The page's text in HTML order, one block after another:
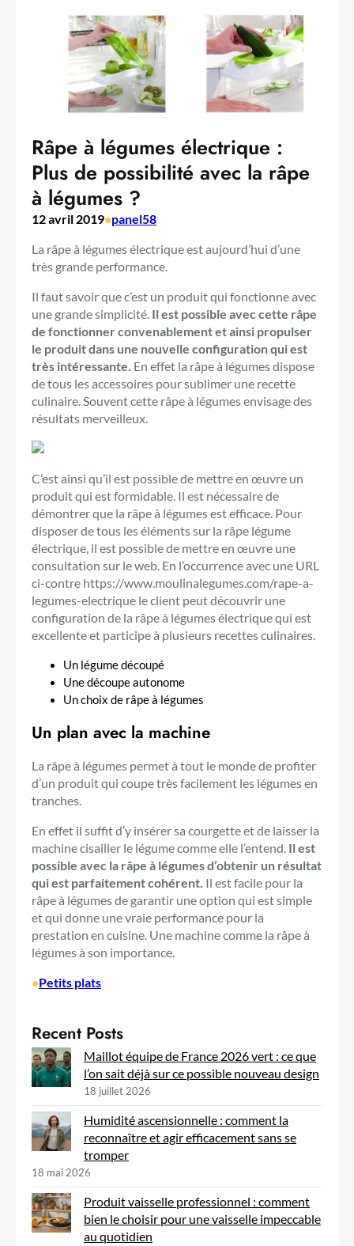
Râpe à légumes électrique :
Plus de possibilité avec la râpe
à légumes ?
12 avril 2019•panel58
La râpe à légumes électrique est aujourd’hui d’une
très grande performance.
Il faut savoir que c’est un produit qui fonctionne avec
une grande simplicité. Il est possible avec cette râpe
de fonctionner convenablement et ainsi propulser
le produit dans une nouvelle configuration qui est
très intéressante. En effet la râpe à légumes dispose
de tous les accessoires pour sublimer une recette
culinaire. Souvent cette râpe à légumes envisage des
résultats merveilleux.
C’est ainsi qu’il est possible de mettre en œuvre un
produit qui est formidable. Il est nécessaire de
démontrer que la râpe à légumes est efficace. Pour
disposer de tous les éléments sur la râpe légume
électrique, il est possible de mettre en œuvre une
consultation sur le web. En l’occurrence avec une URL
ci-contre https://www.moulinalegumes.com/rape-a-
legumes-electrique le client peut découvrir une
configuration de la râpe à légumes électrique qui est
excellente et participe à plusieurs recettes culinaires.
Un légume découpé
Une découpe autonome
Un choix de râpe à légumes
Un plan avec la machine
La râpe à légumes permet à tout le monde de profiter
d’un produit qui coupe très facilement les légumes en
tranches.
En effet il suffit d’y insérer sa courgette et de laisser la
machine cisailler le légume comme elle l’entend. Il est
possible avec la râpe à légumes d’obtenir un résultat
qui est parfaitement cohérent. Il est facile pour la
râpe à légumes de garantir une option qui est simple
et qui donne une vraie performance pour la
prestation en cuisine. Une machine comme la râpe à
légumes à son importance.
•Petits plats
Recent Posts
Maillot équipe de France 2026 vert : ce que
l’on sait déjà sur ce possible nouveau design
18 juillet 2026
Humidité ascensionnelle : comment la
reconnaître et agir efficacement sans se
tromper
18 mai 2026
Produit vaisselle professionnel : comment
bien le choisir pour une vaisselle impeccable
au quotidien